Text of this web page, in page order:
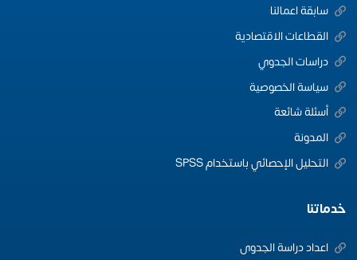
سابقة اعمالنا
القطاعات الاقتصادية
دراسات الجدوي
سياسة الخصوصية
أسئلة شائعة
المدونة
التحليل الإحصائي باستخدام SPSS
خدماتنا
اعداد دراسة الجدوى